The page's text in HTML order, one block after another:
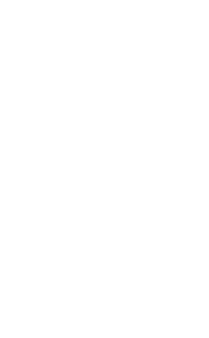
Regresan
los
flotilla